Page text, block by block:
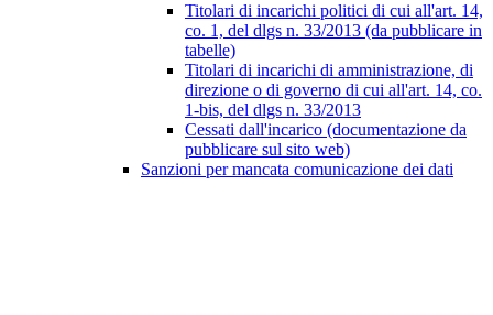
Titolari di incarichi politici di cui all'art. 14,
co. 1, del dlgs n. 33/2013 (da pubblicare in
tabelle)
Titolari di incarichi di amministrazione, di
direzione o di governo di cui all'art. 14, co.
1-bis, del dlgs n. 33/2013
Cessati dall'incarico (documentazione da
pubblicare sul sito web)
Sanzioni per mancata comunicazione dei dati